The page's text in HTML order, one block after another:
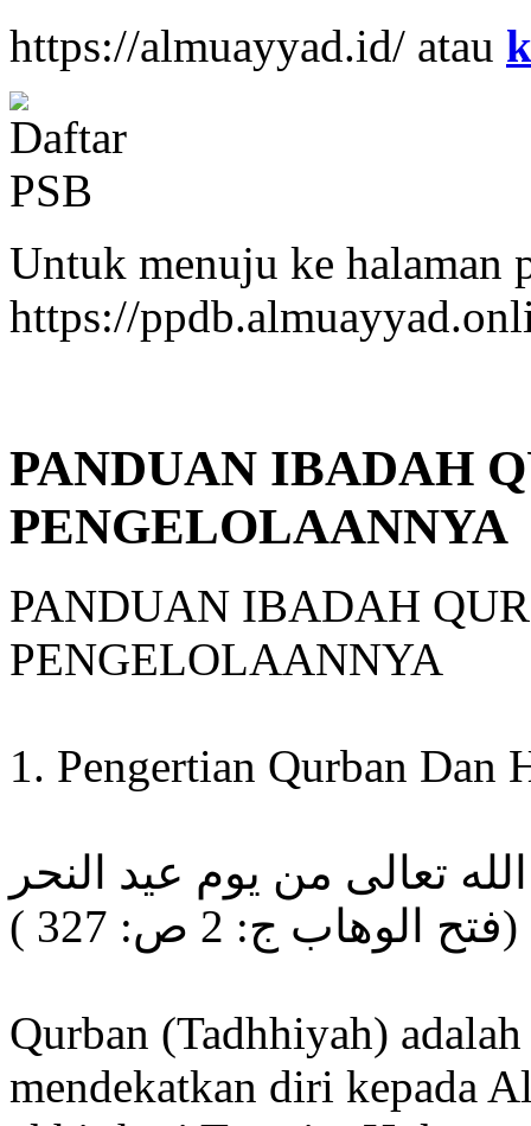
https://almuayyad.id/ atau
Untuk menuju ke halaman
https://
PANDUAN IBADAH
PENGELOLAANNYA
PANDUAN IBADAH
PENGELOLAANNYA
1. Pengertian Qurban Dan
تعالى من يوم عيد النحر
ج: 2 ص: 327 )
Qurban (Tadhhiyah)
mendekatkan diri kepada